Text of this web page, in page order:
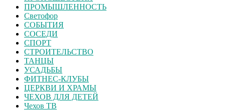
ПРОМЫШЛЕННОСТЬ
Светофор
СОБЫТИЯ
СОСЕДИ
СПОРТ
СТРОИТЕЛЬСТВО
ТАНЦЫ
УСАДЬБЫ
ФИТНЕС-КЛУБЫ
ЦЕРКВИ И ХРАМЫ
ЧЕХОВ ДЛЯ ДЕТЕЙ
Чехов ТВ